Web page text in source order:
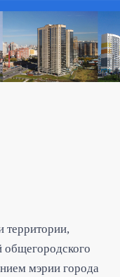
территории,
общегородского
мэрии города